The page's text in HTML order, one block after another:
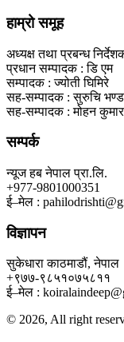
हाम्रो समूह
अध्यक्ष तथा प्रबन्ध
प्रधान सम्पादक : डि एम
सम्पादक : ज्योती घिमिरे
सह-सम्पादक : सुरुचि
सह-सम्पादक : मोहन कुमार
सम्पर्क
न्यूज हब नेपाल प्रा.लि.
+977-9801000351
ई–मेल :
विज्ञापन
सुकेधारा काठमाडौं, नेपाल
+९७७-९८५१०७५८११
ई–मेल :
© 2026, All right